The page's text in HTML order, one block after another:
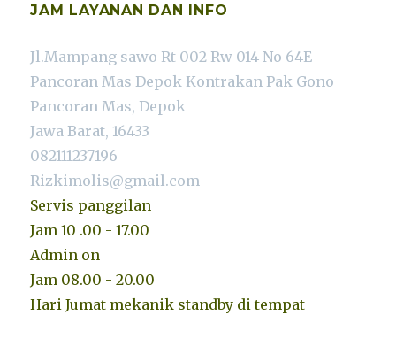
JAM LAYANAN DAN INFO
Jl.Mampang sawo Rt 002 Rw 014 No 64E
Pancoran Mas Depok Kontrakan Pak Gono
Pancoran Mas, Depok
Jawa Barat, 16433
082111237196
Rizkimolis@gmail.com
Servis panggilan
Jam 10 .00 - 17.00
Admin on
Jam 08.00 - 20.00
Hari Jumat mekanik standby di tempat